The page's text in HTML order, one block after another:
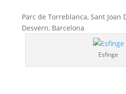
Parc de Torreblanca, Sant Joan
Desvern, Barcelona
Esfinge